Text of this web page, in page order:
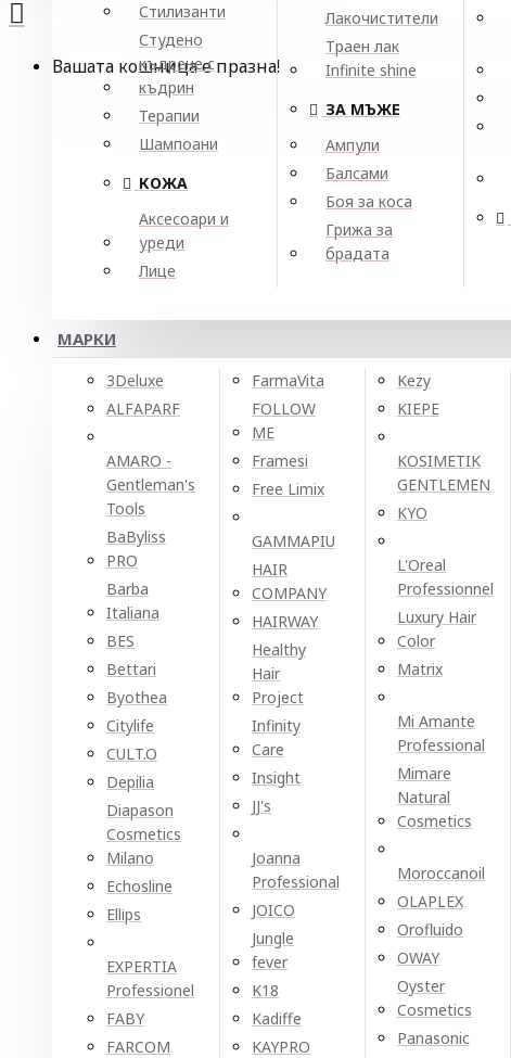
Стилизанти
Студено
къдрене с
къдрин
Терапии
Шампоани
КОЖА
Аксесоари и
уреди
Лице
Лакочистители
Траен лак
Infinite shine
ЗА МЪЖЕ
Ампули
Балсами
Боя за коса
Грижа за
брадата
МАРКИ
3Deluxe
ALFAPARF
AMARO -
Gentleman's
Tools
BaByliss
PRO
Barba
Italiana
BES
Bettari
Byothea
Citylife
CULT.O
Depilia
Diapason
Cosmetics
Milano
Echosline
Ellірѕ
EXPERTIA
Professionel
FABY
FARCOM
FarmaVita
FOLLOW
ME
Framesi
Free Limix
GAMMAPIU
HAIR
COMPANY
HAIRWAY
Healthy
Hair
Project
Infinity
Care
Insight
JJ's
Joanna
Professional
JOICO
Jungle
fever
K18
Kadiffe
KAYPRO
Kezy
KIEPE
KOSIMETIK
GENTLEMEN
KYO
L'Oreal
Professionnel
Luxury Hair
Color
Matrix
Mi Amante
Professional
Mimare
Natural
Cosmetics
Moroccanoil
OLAPLEX
Orofluido
OWAY
Oyster
Cosmetics
Panasonic
Вашата кошница е празна!